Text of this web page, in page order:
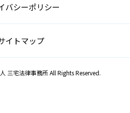
バシーポリシー
イトマップ
三宅法律事務所 All Rights Reserved.